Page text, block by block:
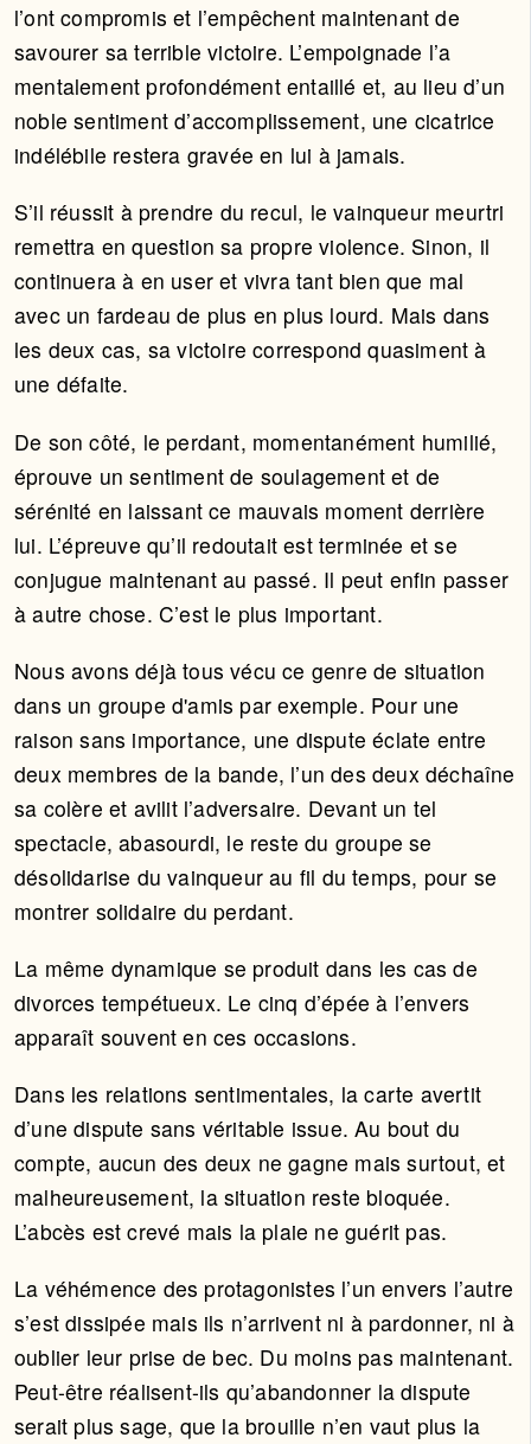
l’ont compromis et l’empêchent maintenant de
savourer sa terrible victoire. L’empoignade l’a
mentalement profondément entaillé et, au lieu d’un
noble sentiment d’accomplissement, une cicatrice
indélébile restera gravée en lui à jamais.
S’il réussit à prendre du recul, le vainqueur meurtri
remettra en question sa propre violence. Sinon, il
continuera à en user et vivra tant bien que mal
avec un fardeau de plus en plus lourd. Mais dans
les deux cas, sa victoire correspond quasiment à
une défaite.
De son côté, le perdant, momentanément humilié,
éprouve un sentiment de soulagement et de
sérénité en laissant ce mauvais moment derrière
lui. L’épreuve qu’il redoutait est terminée et se
conjugue maintenant au passé. Il peut enfin passer
à autre chose. C’est le plus important.
Nous avons déjà tous vécu ce genre de situation
dans un groupe d'amis par exemple. Pour une
raison sans importance, une dispute éclate entre
deux membres de la bande, l’un des deux déchaîne
sa colère et avilit l’adversaire. Devant un tel
spectacle, abasourdi, le reste du groupe se
désolidarise du vainqueur au fil du temps, pour se
montrer solidaire du perdant.
La même dynamique se produit dans les cas de
divorces tempétueux. Le cinq d’épée à l’envers
apparaît souvent en ces occasions.
Dans les relations sentimentales, la carte avertit
d’une dispute sans véritable issue. Au bout du
compte, aucun des deux ne gagne mais surtout, et
malheureusement, la situation reste bloquée.
L’abcès est crevé mais la plaie ne guérit pas.
La véhémence des protagonistes l’un envers l’autre
s’est dissipée mais ils n’arrivent ni à pardonner, ni à
oublier leur prise de bec. Du moins pas maintenant.
Peut-être réalisent-ils qu’abandonner la dispute
serait plus sage, que la brouille n’en vaut plus la